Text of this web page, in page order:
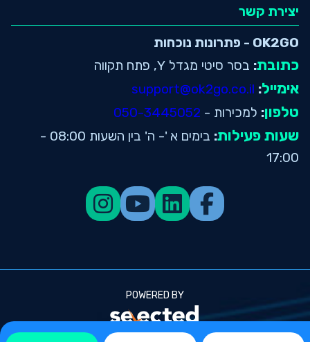
יצירת קשר
OK2GO - פתרונות נוכחות
כתובת: בסר סיטי מגדל Y, פתח תקווה
אימייל:
support@ok2go.co.il
טלפון: למכירות - 050-3445052
שעות פעילות:
בימים א '- ה' בין השעות 08:00 -
17:00
POWERED BY